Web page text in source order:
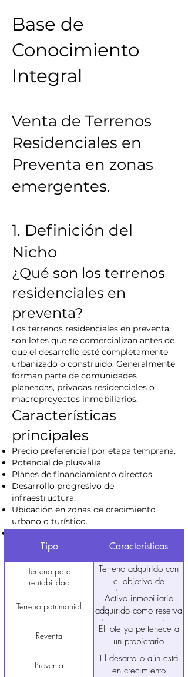
Base de
Conocimiento
Integral
Venta de Terrenos
Residenciales en
Preventa en zonas
emergentes.
1. Definición del
Nicho
¿Qué son los terrenos
residenciales en
preventa?
Los terrenos residenciales en preventa
son lotes que se comercializan antes de
que el desarrollo esté completamente
urbanizado o construido. Generalmente
forman parte de comunidades
planeadas, privadas residenciales o
macroproyectos inmobiliarios.
Características
principales
Precio preferencial por etapa temprana.
Potencial de plusvalía.
Planes de financiamiento directos.
Desarrollo progresivo de
infraestructura.
Ubicación en zonas de crecimiento
urbano o turístico.
Venta basada en visión futura y master
Conceptos clave:
Tipo Características
Terreno para
rentabilidad
Terreno adquirido con
el objetivo de
desarrollar una
propiedad destinada a
rentas vacacionales o
de largo plazo.
Terreno patrimonial
Activo inmobiliario
adquirido como reserva
de valor y mecanismo
de protección
financiera para el largo
plazo.
Reventa
El lote ya pertenece a
un propietario
Preventa
El desarrollo aún está
en crecimiento